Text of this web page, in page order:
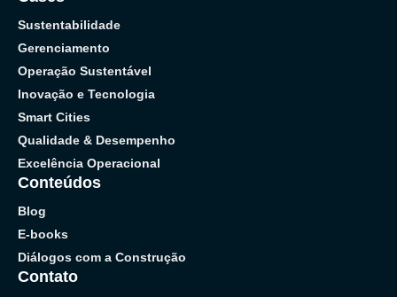
Sustentabilidade
Gerenciamento
Operação Sustentável
Inovação e Tecnologia
Smart Cities
Qualidade & Desempenho
Excelência Operacional
Conteúdos
Blog
E-books
Diálogos com a Construção
Contato